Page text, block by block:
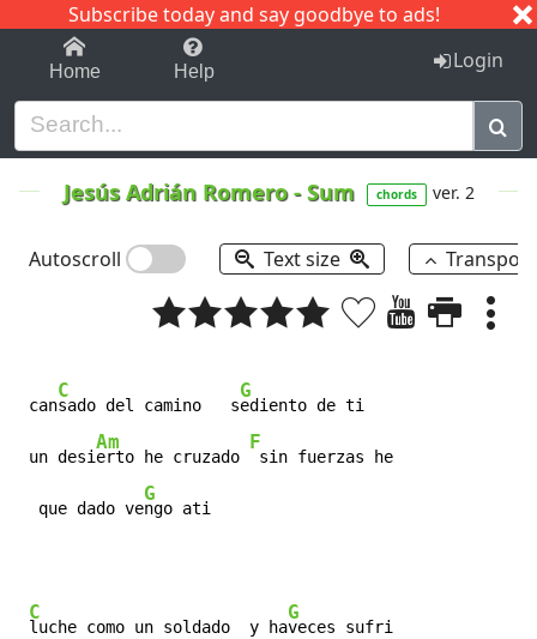
Subscribe today and say goodbye to ads!
1-9 C I J
Home Help Login
Jesús Adrián Romero-Sum chords ver. 2
Autoscroll Text size
can
C
sado del camino   s
G
ediento de ti
un desi
Am
erto he cruzado
F
sin fuerzas he
  que dado ve
G
ngo ati
C
luche como un soldado  y ha
G
veces sufri